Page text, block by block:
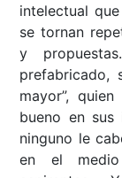
intelectual
se tornan
y
prefabricado,
mayor”,
bueno en sus
ninguno le
en el